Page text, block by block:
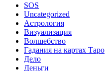
SOS
Uncategorized
Астрология
Визуализация
Волшебство
Гадания на картах Таро
Дело
Деньги